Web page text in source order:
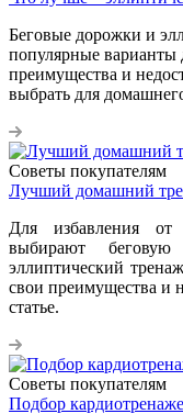
Беговые дорожки и
популярные варианты
преимущества и
выбрать для
Советы покупателям
Лучший домашний
Для избавления от
выбирают беговую
эллиптический
свои преимущества и
статье.
Советы покупателям
Подбор